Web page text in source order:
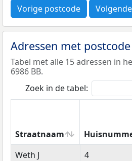
Vorige postcode
Adressen met postcode
Tabel met alle 15 adressen in
6986 BB.
Zoek in de tabel:
Straatnaam
Straatnaam
Huisnummer
Weth J
4